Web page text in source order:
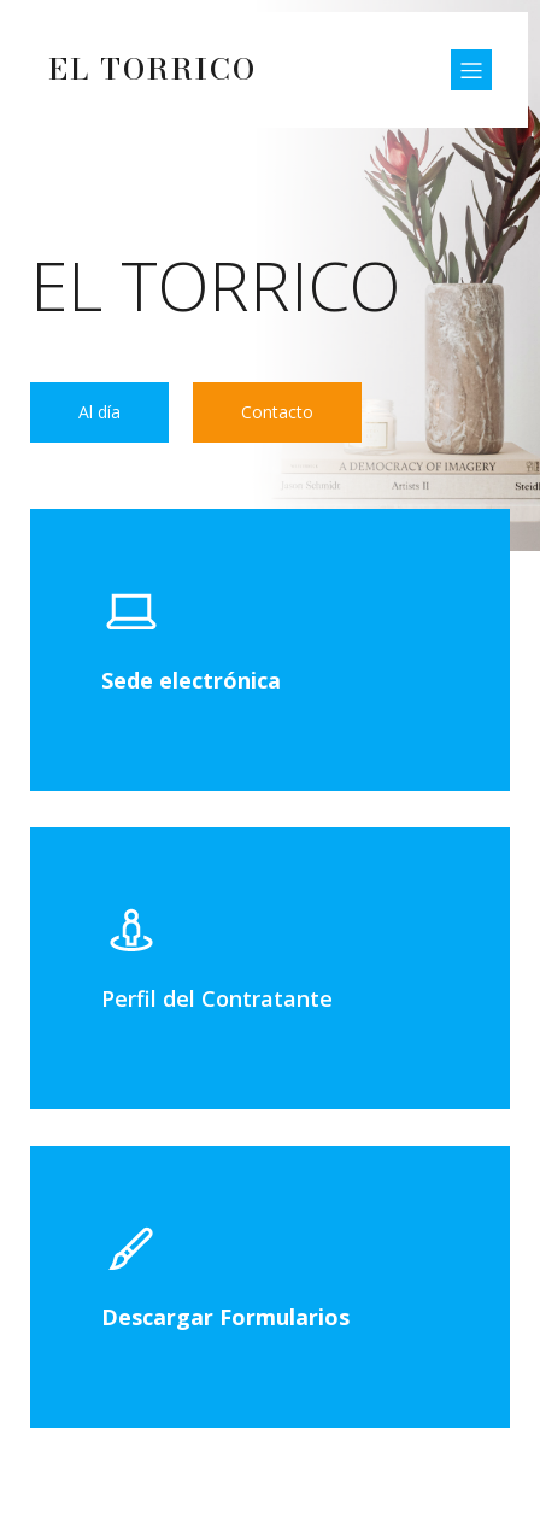
EL TORRICO
EL TORRICO
Al día Contacto
Sede electrónica
Perfil del Contratante
Descargar Formularios